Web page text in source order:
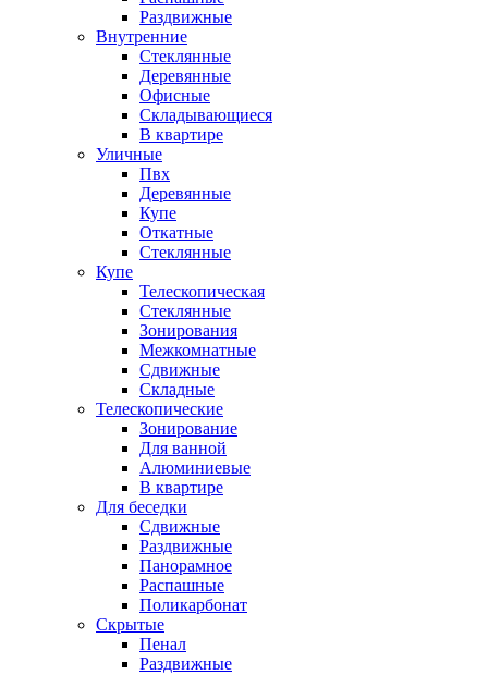
Раздвижные
Внутренние
Стеклянные
Деревянные
Офисные
Складывающиеся
В квартире
Уличные
Пвх
Деревянные
Купе
Откатные
Стеклянные
Купе
Телескопическая
Стеклянные
Зонирования
Межкомнатные
Сдвижные
Складные
Телескопические
Зонирование
Для ванной
Алюминиевые
В квартире
Для беседки
Сдвижные
Раздвижные
Панорамное
Распашные
Поликарбонат
Скрытые
Пенал
Раздвижные